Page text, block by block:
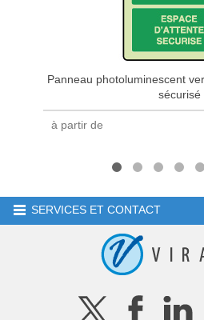
Panneau photoluminescent
sécurisé
à partir de
SERVICES ET CONTACT